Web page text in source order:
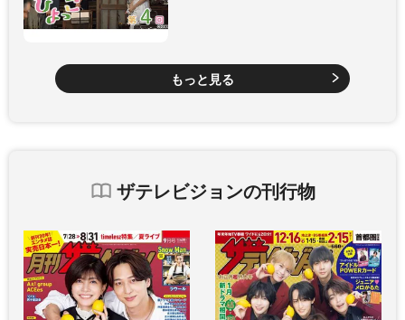
もっと見る
ザテレビジョンの刊行物